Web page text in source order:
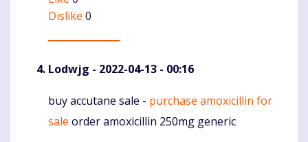
Dislike 0
Lodwjg - 2022-04-13 - 00:16
Komentaras
buy accutane sale - purchase amoxicillin for
sale order amoxicillin 250mg generic